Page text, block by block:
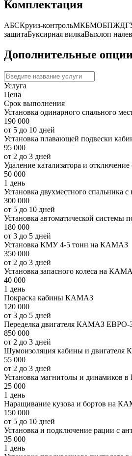
Комплектация
АБСКруиз-контрольМКБМОБПЖД
защитаБуксирная вилкаВыхлоп
Дополнительные
Услуга
Цена
Срок выполнения
Установка одинарного спального
190 000
от 5 до 10 дней
Установка плавающей подвески
95 000
от 2 до 3 дней
Удаление катализатора и
50 000
1 день
Установка двухместного
300 000
от 5 до 10 дней
Установка автоматической
180 000
от 3 до 5 дней
Установка КМУ 4-5 тонн на КАМАЗ
350 000
от 2 до 3 дней
Установка запасного колеса на
40 000
1 день
Покраска кабины КАМАЗ
120 000
от 3 до 5 дней
Переделка двигателя КАМАЗ ЕВРО-
850 000
от 2 до 3 дней
Шумоизоляция кабины и
55 000
от 2 до 3 дней
Установка магнитолы и динамиков
25 000
1 день
Наращивание кузова и бортов на
150 000
от 5 до 10 дней
Установка и подключение рации с
35 000
1 день